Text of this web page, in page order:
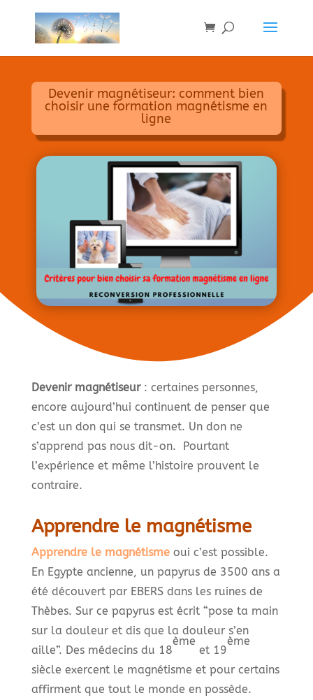
Devenir magnétiseur: comment bien
choisir une formation magnétisme en
ligne
Devenir magnétiseur: certaines personnes,
encore aujourd’hui continuent de penser que
c’est un don qui se transmet. Un don ne
s’apprend pas nous dit-on. Pourtant
l’expérience et même l’histoire prouvent le
contraire.
Apprendre le magnétisme
Apprendre le magnétismeoui c’est possible.
En Egypte ancienne, un papyrus de 3500 ans a
été découvert par EBERS dans les ruines de
Thèbes. Sur ce papyrus est écrit “pose ta main
sur la douleur et dis que la douleur s’en
aille”. Des médecins du 18
ème
et 19
ème
siècle exercent le magnétisme et pour certains
affirment que tout le monde en possède.